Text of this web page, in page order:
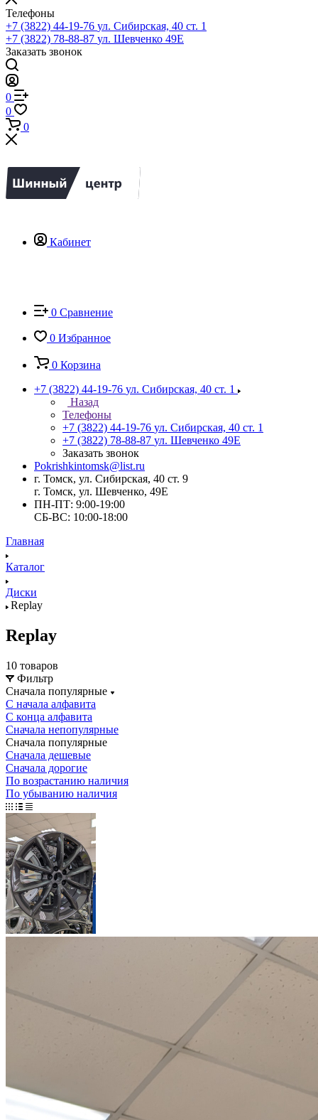
Телефоны
+7 (3822) 44-19-76 ул. Сибирская, 40 ст. 1
+7 (3822) 78-88-87 ул. Шевченко 49Е
Заказать звонок
0
0
0
Кабинет
0 Сравнение
0 Избранное
0 Корзина
+7 (3822) 44-19-76 ул. Сибирская, 40 ст. 1
Назад
Телефоны
+7 (3822) 44-19-76 ул. Сибирская, 40 ст. 1
+7 (3822) 78-88-87 ул. Шевченко 49Е
Заказать звонок
Pokrishkintomsk@list.ru
г. Томск, ул. Сибирская, 40 ст. 9
г. Томск, ул. Шевченко, 49Е
ПН-ПТ: 9:00-19:00
СБ-ВС: 10:00-18:00
Главная
Каталог
Диски
Replay
Replay
10 товаров
Фильтр
Сначала популярные
С начала алфавита
С конца алфавита
Сначала непопулярные
Сначала популярные
Сначала дешевые
Сначала дорогие
По возрастанию наличия
По убыванию наличия